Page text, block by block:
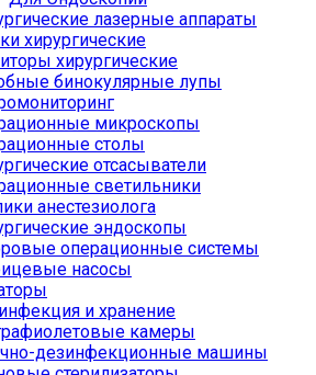
лазерные аппараты
хирургические
хирургические
бинокулярные лупы
микроскопы
столы
отсасыватели
светильники
анестезиолога
эндоскопы
операционные системы
насосы
и хранение
камеры
дезинфекционные машины